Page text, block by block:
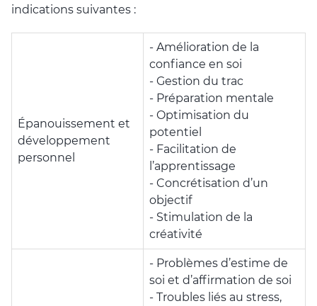
indications suivantes :
Épanouissement et
développement
personnel
- Amélioration de la
confiance en soi
- Gestion du trac
- Préparation mentale
- Optimisation du
potentiel
- Facilitation de
l’apprentissage
- Concrétisation d’un
objectif
- Stimulation de la
créativité
- Problèmes d’estime de
soi et d’affirmation de soi
- Troubles liés au stress,